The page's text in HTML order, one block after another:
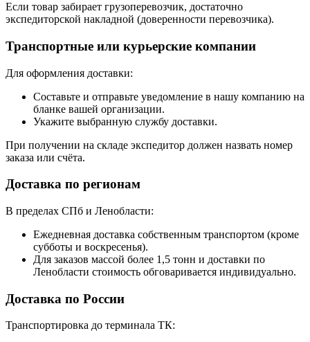
Если товар забирает грузоперевозчик, достаточно
экспедиторской накладной (доверенности перевозчика).
Транспортные или курьерские компании
Для оформления доставки:
Составьте и отправьте уведомление в нашу компанию на
бланке вашей организации.
Укажите выбранную службу доставки.
При получении на складе экспедитор должен назвать номер
заказа или счёта.
Доставка по регионам
В пределах СПб и Ленобласти:
Ежедневная доставка собственным транспортом (кроме
субботы и воскресенья).
Для заказов массой более 1,5 тонн и доставки по
Ленобласти стоимость обговаривается индивидуально.
Доставка по России
Транспортировка до терминала ТК: